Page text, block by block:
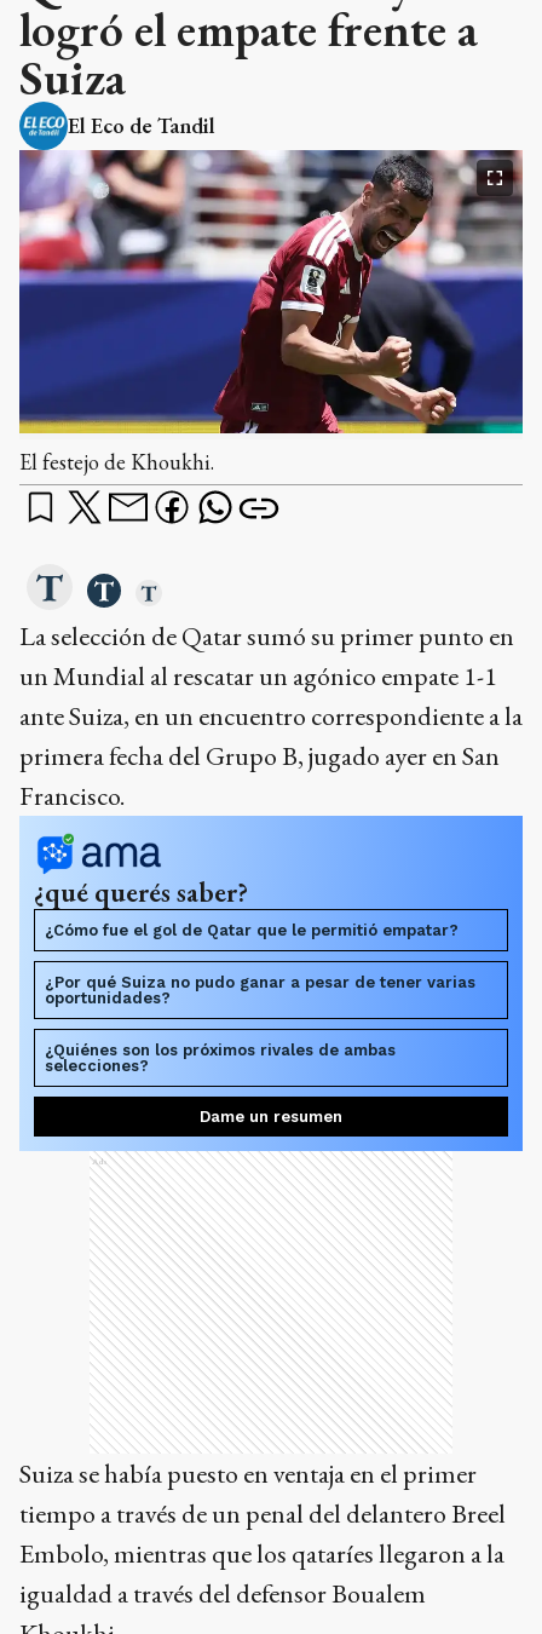
logró el empate frente a
Suiza
El Eco de Tandil
El festejo de Khoukhi.
La selección de Qatar sumó su primer punto en
un Mundial al rescatar un agónico empate 1-1
ante Suiza, en un encuentro correspondiente a la
primera fecha del Grupo B, jugado ayer en San
Francisco.
¿qué querés saber?
¿Cómo fue el gol de Qatar que le permitió empatar?
¿Por qué Suiza no pudo ganar a pesar de tener varias
oportunidades?
¿Quiénes son los próximos rivales de ambas
selecciones?
Dame un resumen
Ads
Suiza se había puesto en ventaja en el primer
tiempo a través de un penal del delantero Breel
Embolo, mientras que los qataríes llegaron a la
igualdad a través del defensor Boualem